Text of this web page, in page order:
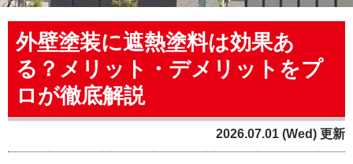
外壁塗装に遮熱塗料は効果あ
る？メリット・デメリットをプ
ロが徹底解説
2026.07.01 (Wed) 更新